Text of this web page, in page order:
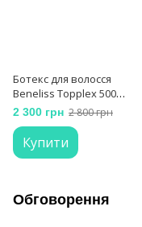
Ботекс для волосся
Beneliss Topplex 500
мл
2 300 грн 2 800 грн
Купити
Обговорення